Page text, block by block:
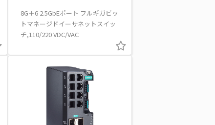
8G＋6 2.5GbEポート フルギガビッ
トマネージドイーサネットスイッ
チ,110/220 VDC/VAC